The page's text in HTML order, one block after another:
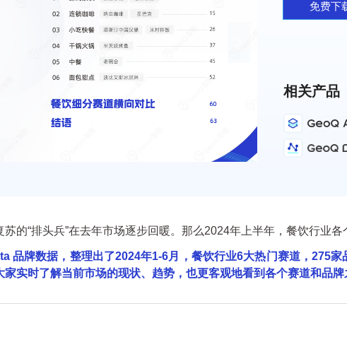
免费下
相关产品
的“排头兵”在去年市场逐步回暖。那么2024年上半年，餐饮行业各
品牌数据，整理出了2024年1-6月，餐饮行业6大热门赛道，275
家实时了解当前市场的现状、趋势，也更客观地看到各个赛道和品牌